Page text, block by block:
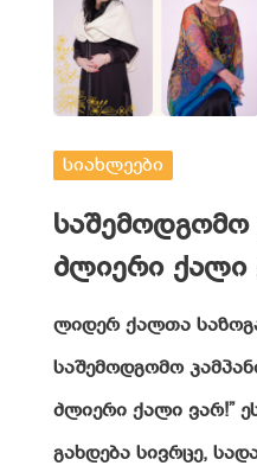
სიახლეები
საშემოდგომო
ძლიერი ქალი
ლიდერ ქალთა
საშემოდგომო
ძლიერი ქალი ვარ!”
გახდება სივრცე,